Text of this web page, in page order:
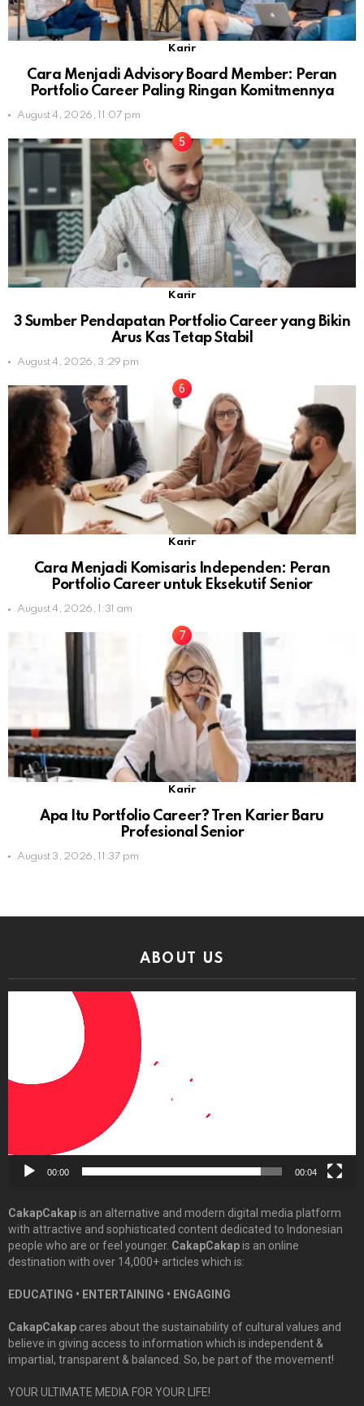
Karir
Cara Menjadi Advisory Board Member: Peran
Portfolio Career Paling Ringan Komitmennya
August 4, 2026, 11:07 pm
Karir
3 Sumber Pendapatan Portfolio Career yang Bikin
Arus Kas Tetap Stabil
August 4, 2026, 3:29 pm
Karir
Cara Menjadi Komisaris Independen: Peran
Portfolio Career untuk Eksekutif Senior
August 4, 2026, 1:31 am
Karir
Apa Itu Portfolio Career? Tren Karier Baru
Profesional Senior
August 3, 2026, 11:37 pm
ABOUT US
00:00 00:04
CakapCakapis an alternative and modern digital media platform
with attractive and sophisticated content dedicated to Indonesian
people who are or feel younger. CakapCakapis an online
destination with over 14,000+ articles which is:
EDUCATING • ENTERTAINING • ENGAGING
CakapCakap cares about the sustainability of cultural values and
believe in giving access to information which is independent &
impartial, transparent & balanced. So, be part of the movement!
YOUR ULTIMATE MEDIA FOR YOUR LIFE!